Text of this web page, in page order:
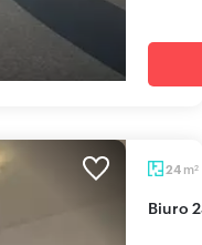
24 m2
Biuro